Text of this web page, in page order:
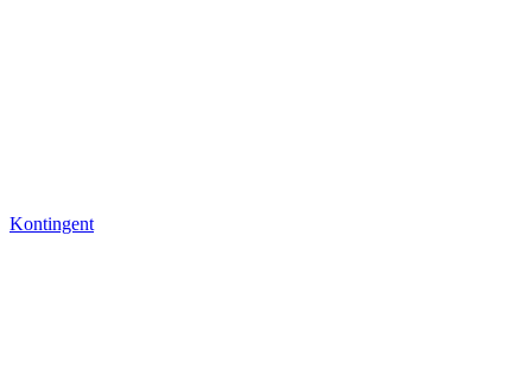
Kontingent